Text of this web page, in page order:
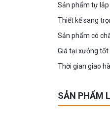
Sản phẩm tự lắp
Thiết kế sang
Sản phẩm có
Giá tại xưởng
Thời gian giao
SẢN PHẨM